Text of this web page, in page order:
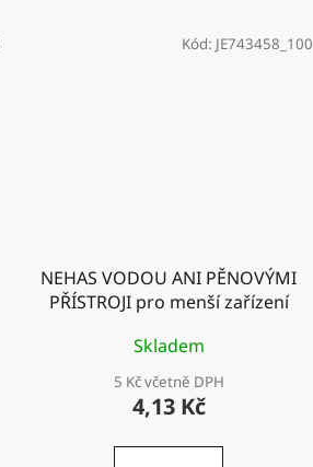
NEHAS VODOU ANI PĚNOVÝMI
PŘÍSTROJI pro menší zařízení
Skladem
5 Kč včetně DPH
4,13 Kč
Kód: JE743458_100